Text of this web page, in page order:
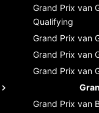
Grand Prix van
Qualifying
Grand Prix van
Grand Prix van
Grand Prix van
Grand Prix van